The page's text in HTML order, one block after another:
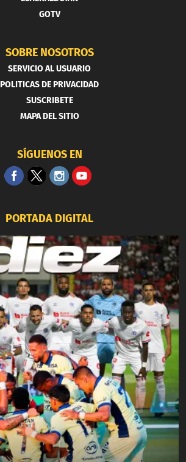
GOTV
SOBRE NOSOTROS
SERVICIO AL USUARIO
POLITICAS DE PRIVACIDAD
SUSCRIBETE
MAPA DEL SITIO
SÍGUENOS EN
PORTADA DIGITAL